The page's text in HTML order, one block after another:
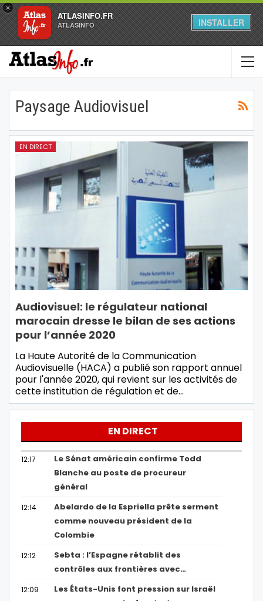
×
ATLASINFO.FR
ATLASINFO INSTALLER
Paysage Audiovisuel
EN DIRECT
Audiovisuel: le régulateur national
marocain dresse le bilan de ses actions
pour l’année 2020
La Haute Autorité de la Communication
Audiovisuelle (HACA) a publié son rapport annuel
pour l'année 2020, qui revient sur les activités de
cette institution de régulation et de…
EN DIRECT
12:17
Le Sénat américain confirme Todd
Blanche au poste de procureur
général
12:14
Abelardo de la Espriella prête serment
comme nouveau président de la
Colombie
12:12
Sebta : l’Espagne rétablit des
contrôles aux frontières avec…
12:09
Les États-Unis font pression sur Israël